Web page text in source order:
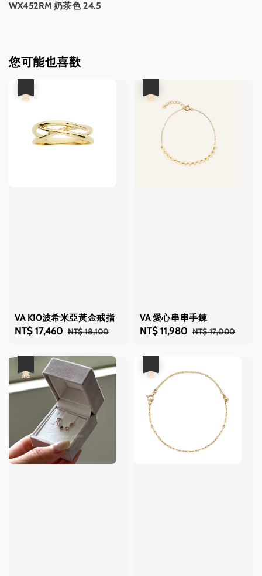
WX452RM 奶茶色 24.5
您可能也喜歡
VA K10波希米亞黃金戒指
Sale
NT$ 17,460 Regular
NT$ 18,100
VA 愛心串串手鍊
Sale
NT$ 11,980 Regular
NT$ 17,000